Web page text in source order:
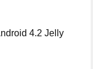
4.2 Jelly